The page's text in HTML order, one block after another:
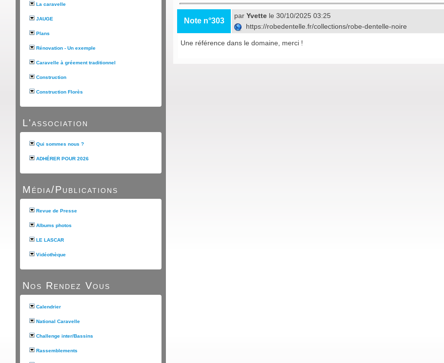
La caravelle
JAUGE
Plans
Rénovation - Un exemple
Caravelle à gréement traditionnel
Construction
Construction Florès
L'association
Qui sommes nous ?
ADHÉRER POUR 2026
Média/Publications
Revue de Presse
Albums photos
LE LASCAR
Vidéothèque
Nos Rendez Vous
Calendrier
National Caravelle
Challenge inter/Bassins
Rassemblements
Note n°303
par Yvette le 30/10/2025 03:25
https://robedentelle.fr/collections/robe-dentelle-noire
Une référence dans le domaine, merci !